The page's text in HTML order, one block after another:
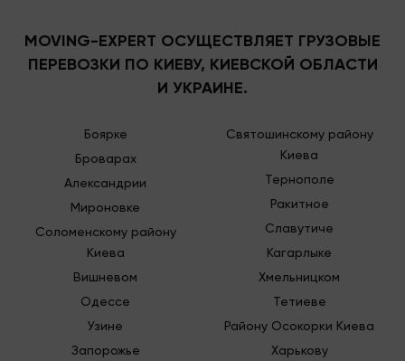
Холодильники(в правильном положении –
стоя);
, мягкие уголки,шкафы;
Небольшие транспортные средства: мопеды,
велосипеды и т.п
Данный вид машин идеально подходит, когда груз
состоит из разно габаритных предметов.
Например, одновременно надо поместить в кузов
высокие, объемные, длинные и изделия
нестандартной формы. Это едва ли не
вывезти или привезти бильярдный стол,
габаритный стенд или другое крупное
неразборное изделие.
MOVING-EXPERT ОСУЩЕСТВЛЯЕТ ГРУЗОВЫЕ
ПЕРЕВОЗКИ ПО КИЕВУ, КИЕВСКОЙ ОБЛАСТИ
И УКРАИНЕ.
Боярке
Броварах
Александрии
Мироновке
Соломенскому району
Киева
Вишневом
Одессе
Узине
Запорожье
Святошинскому району
Киева
Тернополе
Ракитное
Славутиче
Кагарлыке
Хмельницком
Тетиеве
Району Осокорки Киева
Харькову